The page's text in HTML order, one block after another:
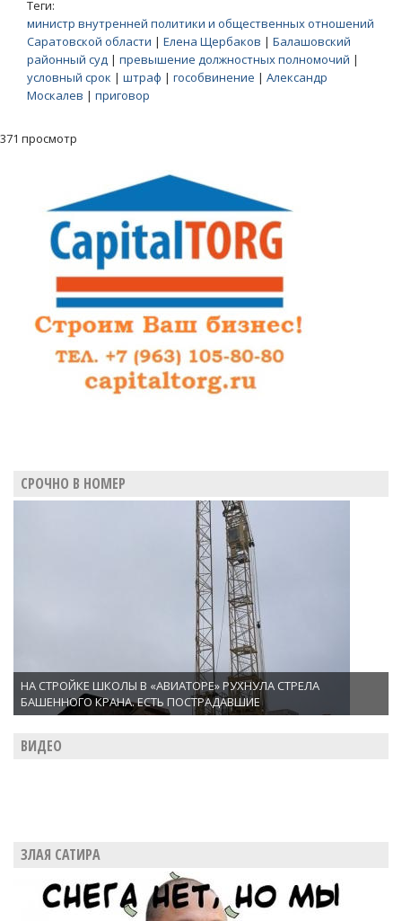
Теги:
министр внутренней политики и общественных отношений
Саратовской области | Елена Щербаков | Балашовский
районный суд | превышение должностных полномочий |
условный срок | штраф | гособвинение | Александр
Москалев | приговор
371 просмотр
СРОЧНО В НОМЕР
НА СТРОЙКЕ ШКОЛЫ В «АВИАТОРЕ» РУХНУЛА СТРЕЛА
БАШЕННОГО КРАНА. ЕСТЬ ПОСТРАДАВШИЕ
ВИДЕО
ЗЛАЯ САТИРА